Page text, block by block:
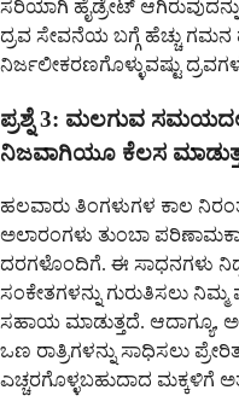
ಸರಿಯಾಗಿ ಹೈಡ್ರೇಟ್
ದ್ರವ ಸೇವನೆಯ ಬಗ್ಗೆ ಹೆಚ್ಚು ಗಮನ
ನಿರ್ಜಲೀಕರಣಗೊಳ್ಳುವಷ್ಟು
ಪ್ರಶ್ನೆ 3: ಮಲಗುವ
ನಿಜವಾಗಿಯೂ ಕೆಲಸ
ಹಲವಾರು ತಿಂಗಳುಗಳ ಕಾಲ
ಅಲಾರಂಗಳು ತುಂಬಾ
ದರಗಳೊಂದಿಗೆ. ಈ ಸಾಧನಗಳು
ಸಂಕೇತಗಳನ್ನು ಗುರುತಿಸಲು
ಸಹಾಯ ಮಾಡುತ್ತದೆ. ಆದಾಗ್ಯೂ,
ಒಣ ರಾತ್ರಿಗಳನ್ನು ಸಾಧಿಸಲು
ಎಚ್ಚರಗೊಳ್ಳಬಹುದಾದ ಮಕ್ಕಳಿಗೆ